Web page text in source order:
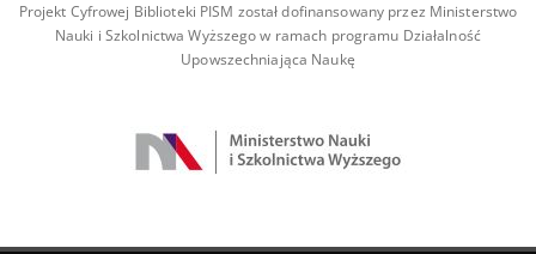
Projekt Cyfrowej Biblioteki PISM został dofinansowany przez Ministerstwo
Nauki i Szkolnictwa Wyższego w ramach programu Działalność
Upowszechniająca Naukę